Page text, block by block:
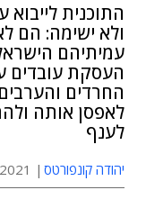
התוכנית
ולא ישימה: הם
עמיתיהם
העסקת עובדים
החרדים
לאפסן אותה
לענף
יהודה קונפורטס 18:26